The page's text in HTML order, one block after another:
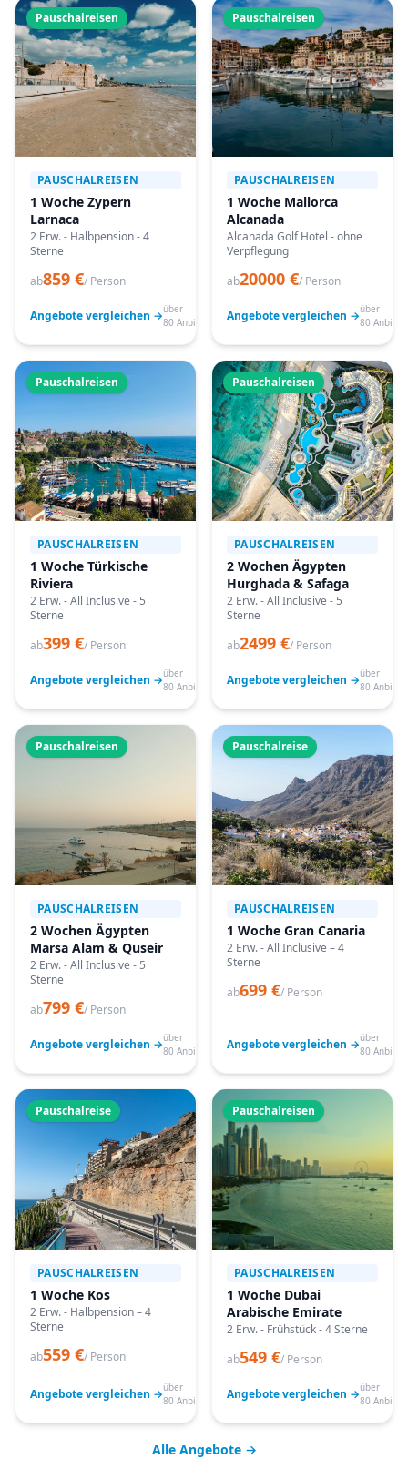
Pauschalreisen
PAUSCHALREISEN
1 Woche Zypern
Larnaca
2 Erw. - Halbpension - 4
Sterne
ab859 €/ Person
Angebote vergleichen →über
80 Anbieter
Pauschalreisen
PAUSCHALREISEN
1 Woche Mallorca
Alcanada
Alcanada Golf Hotel - ohne
Verpflegung
ab20000 €/ Person
Angebote vergleichen →über
80
Pauschalreisen
PAUSCHALREISEN
1 Woche Türkische
Riviera
2 Erw. - All Inclusive - 5
Sterne
ab399 €/ Person
Angebote vergleichen →über
80 Anbieter
Pauschalreisen
PAUSCHALREISEN
2 Wochen Ägypten
Hurghada & Safaga
2 Erw. - All Inclusive - 5
Sterne
ab2499 €/ Person
Angebote vergleichen →über
80
Pauschalreisen
PAUSCHALREISEN
2 Wochen Ägypten
Marsa Alam & Quseir
2 Erw. - All Inclusive - 5
Sterne
ab799 €/ Person
Angebote vergleichen →über
80 Anbieter
Pauschalreise
PAUSCHALREISEN
1 Woche Gran Canaria
2 Erw. - All Inclusive – 4
Sterne
ab699 €/ Person
Angebote vergleichen →über
80
Pauschalreise
PAUSCHALREISEN
1 Woche Kos
2 Erw. - Halbpension – 4
Sterne
ab559 €/ Person
Angebote vergleichen →über
80 Anbieter
Pauschalreisen
PAUSCHALREISEN
1 Woche Dubai
Arabische Emirate
2 Erw. - Frühstück - 4 Sterne
ab549 €/ Person
Angebote vergleichen →über
80
Alle Angebote →